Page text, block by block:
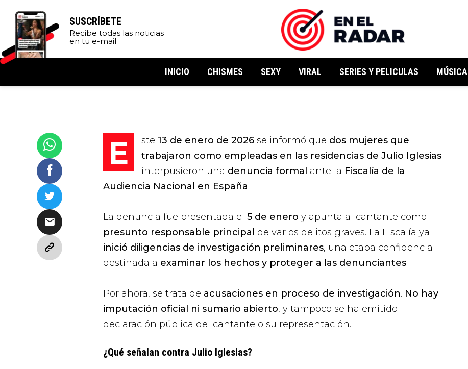
SUSCRÍBETE
Recibe todas las noticias
en tu e-mail
INICIO CHISMES SEXY VIRAL SERIES Y PELICULAS MÚSICA
Este 13 de enero de 2026 se informó que dos mujeres que
trabajaron como empleadas en las residencias de Julio Iglesias
interpusieron una denuncia formal ante la Fiscalía de la
Audiencia Nacional en España.
La denuncia fue presentada el 5 de enero y apunta al cantante como
presunto responsable principal de varios delitos graves. La Fiscalía ya
inició diligencias de investigación preliminares, una etapa confidencial
destinada a examinar los hechos y proteger a las denunciantes.
Por ahora, se trata de acusaciones en proceso de investigación. No hay
imputación oficial ni sumario abierto, y tampoco se ha emitido
declaración pública del cantante o su representación.
¿Qué señalan contra Julio Iglesias?